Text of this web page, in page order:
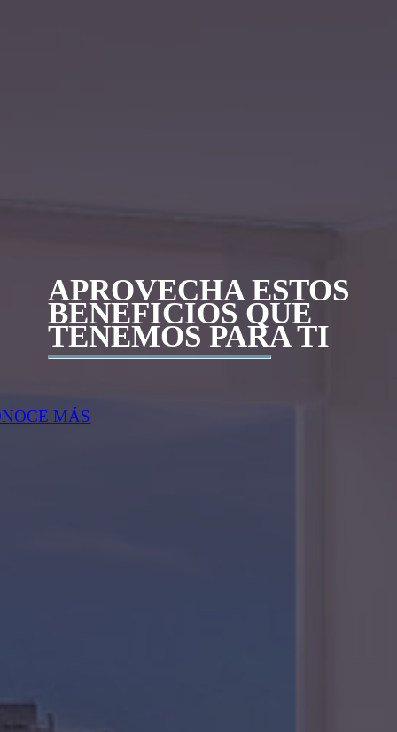
APROVECHA ESTOS
BENEFICIOS QUE
TENEMOS PARA TI
MÁS